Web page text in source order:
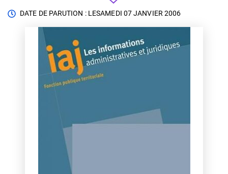
DATE DE PARUTION : LESAMEDI 07 JANVIER 2006